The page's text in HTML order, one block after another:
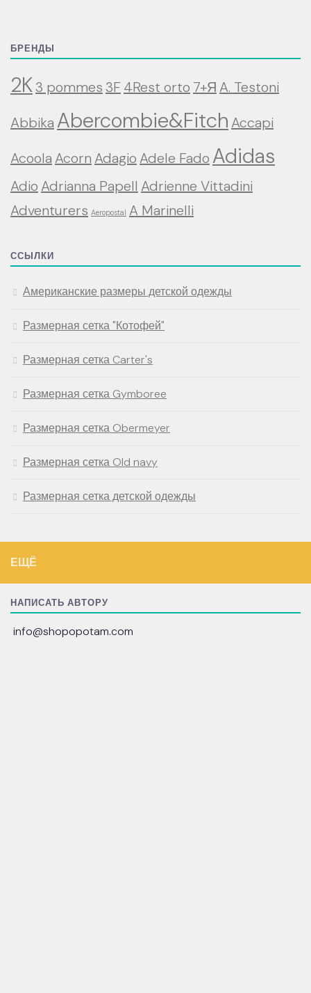
БРЕНДЫ
2K3 pommes3F 4Rest orto 7+Я A. Testoni
Abbika Abercombie&Fitch Accapi
Acoola Acorn Adagio Adele Fado Adidas
Adio Adrianna Papell Adrienne Vittadini
Adventurers Aeropostal A Marinelli
ССЫЛКИ
Американские размеры детской одежды
Размерная сетка "Котофей"
Размерная сетка Carter's
Размерная сетка Gymboree
Размерная сетка Obermeyer
Размерная сетка Old navy
Размерная сетка детской одежды
ЕЩЁ
НАПИСАТЬ АВТОРУ
info@shopopotam.com